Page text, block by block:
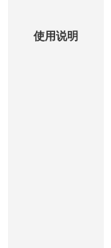
使用说明